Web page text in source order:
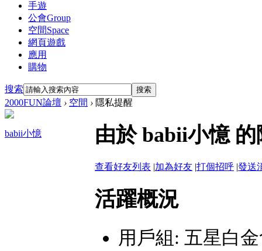
手遊
公會Group
空間Space
網頁遊戲
應用
購物
搜索 搜索
2000FUN論壇 › 空間 › 隱私提醒
babii小憶 由於 babii小憶
查看好友列表 |加為好友 |打個招呼 |發送
活躍概況
用戶組: 五星白